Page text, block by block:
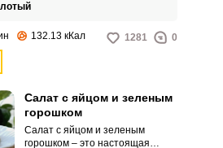
132.13 кКал 1281 0
Салат с яйцом и зеленым
горошком
Салат с яйцом и зеленым
горошком – это настоящая